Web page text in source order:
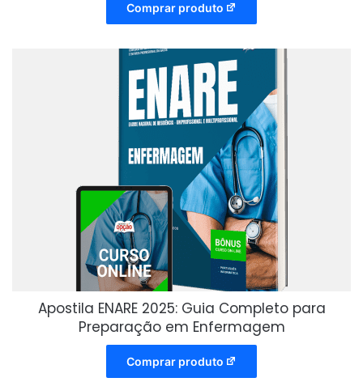
Comprar produto
Apostila ENARE 2025: Guia Completo para
Preparação em Enfermagem
Comprar produto